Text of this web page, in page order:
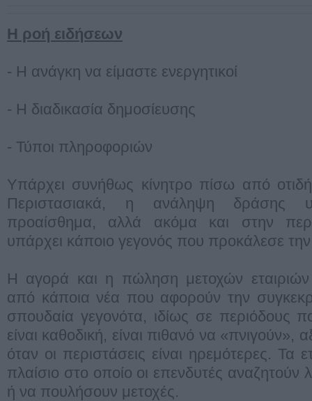
Η ροή ειδήσεων
- Η ανάγκη να είμαστε ενεργητικοί
- Η διαδικασία δημοσίευσης
- Τύποι πληροφοριών
Υπάρχει συνήθως κίνητρο πίσω από
Περιστασιακά, η ανάληψη δράσης
προαίσθημα, αλλά ακόμα και στην
υπάρχει κάποιο γεγονός που προκάλεσε
Η αγορά και η πώληση μετοχών εταιριών
από κάποια νέα που αφορούν την
σπουδαία γεγονότα, ιδίως σε περιόδους
είναι καθοδική, είναι πιθανό να «πνιγούν»,
όταν οι περιστάσεις είναι ηρεμότερες. Τα
πλαίσιο στο οποίο οι επενδυτές
ή να πουλήσουν μετοχές.